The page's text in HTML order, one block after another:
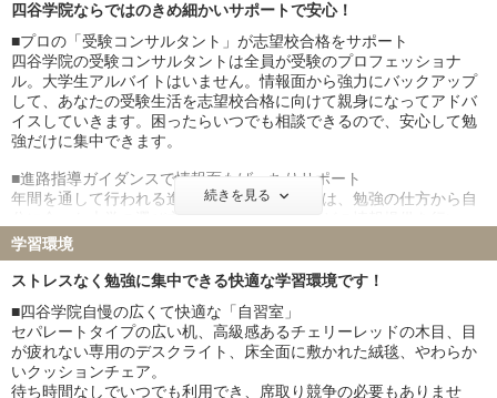
クラス授業で「わかった」ことを、「点が取れる力」に高めるのが
55段階個別指導です。中学レベルから難関医学部レベルまで55段階
の細かな項目を一つひとつ確認していくことで、基礎力を定着させ
て応用力を上げ、入試で得点できる学力を効率よく身につけていき
ます。自分で問題を解く。さらに答案を受験のプロが細かくチェッ
ク。その上で1対1で解説を受ける。このサイクルが学力を飛躍的に
四谷学院ならではのきめ細かいサポートで安心！
■プロの「受験コンサルタント」が志望校合格をサポート
四谷学院の受験コンサルタントは全員が受験のプロフェッショナ
ル。大学生アルバイトはいません。情報面から強力にバックアップ
して、あなたの受験生活を志望校合格に向けて親身になってアドバ
イスしていきます。困ったらいつでも相談できるので、安心して勉
強だけに集中できます。
■進路指導ガイダンスで情報面もばっちりサポート
年間を通して行われる進路指導ガイダンスでは、勉強の仕方から自
全面サポートしていきます。
■小論文・面接対策など万全のサポート
うになっています。また模擬面接では教室の入り方・椅子の座り方
から癖・言葉遣いまで細かくチェック。面接のノウハウをマンツー
マンで指導してもらえるので、自信をもって自分をアピールできる
ようになります。
続きを見る
学習環境
ストレスなく勉強に集中できる快適な学習環境です！
■四谷学院自慢の広くて快適な「自習室」
セパレートタイプの広い机、高級感あるチェリーレッドの木目、目
が疲れない専用のデスクライト、床全面に敷かれた絨毯、やわらか
いクッションチェア。
待ち時間なしでいつでも利用でき、席取り競争の必要もありませ